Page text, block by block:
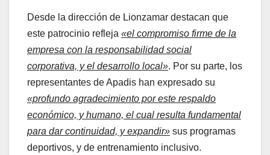
Desde la dirección de Lionzamar destacan que
este patrocinio refleja «el compromiso firme de la
empresa con la responsabilidad social
corporativa, y el desarrollo local». Por su parte, los
representantes de Apadis han expresado su
«profundo agradecimiento por este respaldo
económico, y humano, el cual resulta fundamental
para dar continuidad, y expandir» sus programas
deportivos, y de entrenamiento inclusivo.